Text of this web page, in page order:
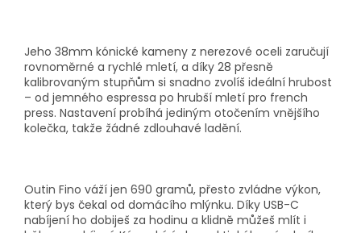
Jeho 38mm kónické kameny z nerezové oceli zaručují
rovnoměrné a rychlé mletí, a díky 28 přesně
kalibrovaným stupňům si snadno zvolíš ideální hrubost
– od jemného espressa po hrubší mletí pro french
press. Nastavení probíhá jediným otočením vnějšího
kolečka, takže žádné zdlouhavé ladění.
Outin Fino váží jen 690 gramů, přesto zvládne výkon,
který bys čekal od domácího mlýnku. Díky USB-C
nabíjení ho dobiješ za hodinu a klidně můžeš mlít i